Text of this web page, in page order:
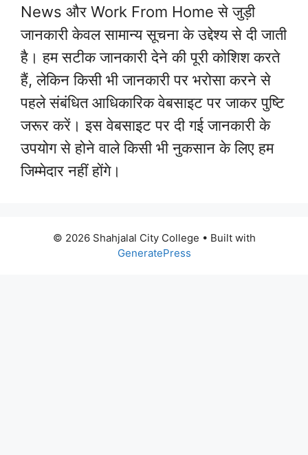
News और Work From Home से जुड़ी
जानकारी केवल सामान्य सूचना के उद्देश्य से दी जाती
है। हम सटीक जानकारी देने की पूरी कोशिश करते
हैं, लेकिन किसी भी जानकारी पर भरोसा करने से
पहले संबंधित आधिकारिक वेबसाइट पर जाकर पुष्टि
जरूर करें। इस वेबसाइट पर दी गई जानकारी के
उपयोग से होने वाले किसी भी नुकसान के लिए हम
जिम्मेदार नहीं होंगे।
© 2026 Shahjalal City College • Built with
GeneratePress